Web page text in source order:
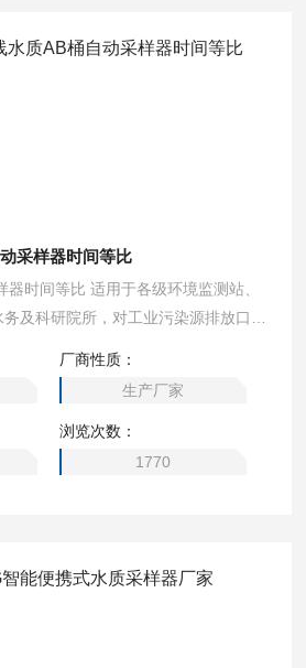
采样器时间等比
器时间等比 适用于各级环境监测站、
及科研院所，对工业污染源排放口、
厂商性质：
生产厂家
浏览次数：
1770